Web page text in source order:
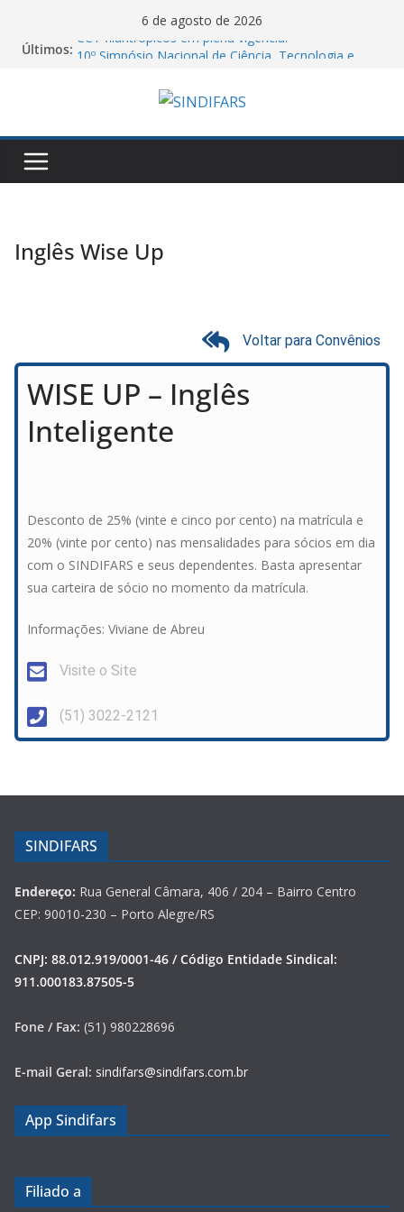
6 de agosto de 2026
Últimos:
CCT filantrópicos em plena vigência!
10º Simpósio Nacional de Ciência, Tecnologia e
Cartilha do MTE sobre atos antissindicais!
Assembleia Geral VA GHC
Inglês Wise Up
Voltar para Convênios
WISE UP – Inglês
Inteligente
Desconto de 25% (vinte e cinco por cento) na matrícula e
20% (vinte por cento) nas mensalidades para sócios em dia
com o SINDIFARS e seus dependentes. Basta apresentar
sua carteira de sócio no momento da matrícula.
Informações: Viviane de Abreu
Visite o Site
(51) 3022-2121
SINDIFARS
Endereço: Rua General Câmara, 406 / 204 – Bairro Centro
CEP: 90010-230 – Porto Alegre/RS
CNPJ: 88.012.919/0001-46 / Código Entidade Sindical:
911.000183.87505-5
Fone / Fax: (51) 980228696
E-mail Geral: sindifars@sindifars.com.br
App Sindifars
Filiado a